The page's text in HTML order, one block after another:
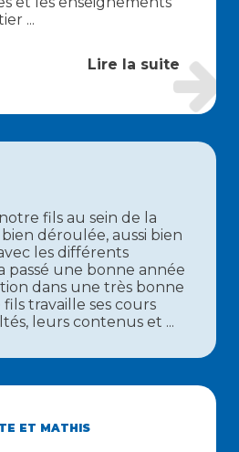
...
Lire la suite
fils au sein de la
déroulée, aussi bien
les différents
passé une bonne année
dans une très bonne
travaille ses cours
leurs contenus et ...
ET MATHIS